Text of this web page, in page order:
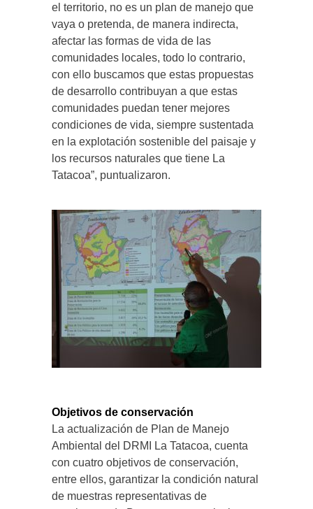
el territorio, no es un plan de manejo que
vaya o pretenda, de manera indirecta,
afectar las formas de vida de las
comunidades locales, todo lo contrario,
con ello buscamos que estas propuestas
de desarrollo contribuyan a que estas
comunidades puedan tener mejores
condiciones de vida, siempre sustentada
en la explotación sostenible del paisaje y
los recursos naturales que tiene La
Tatacoa”, puntualizaron.
Objetivos de conservación
La actualización de Plan de Manejo
Ambiental del DRMI La Tatacoa, cuenta
con cuatro objetivos de conservación,
entre ellos, garantizar la condición natural
de muestras representativas de